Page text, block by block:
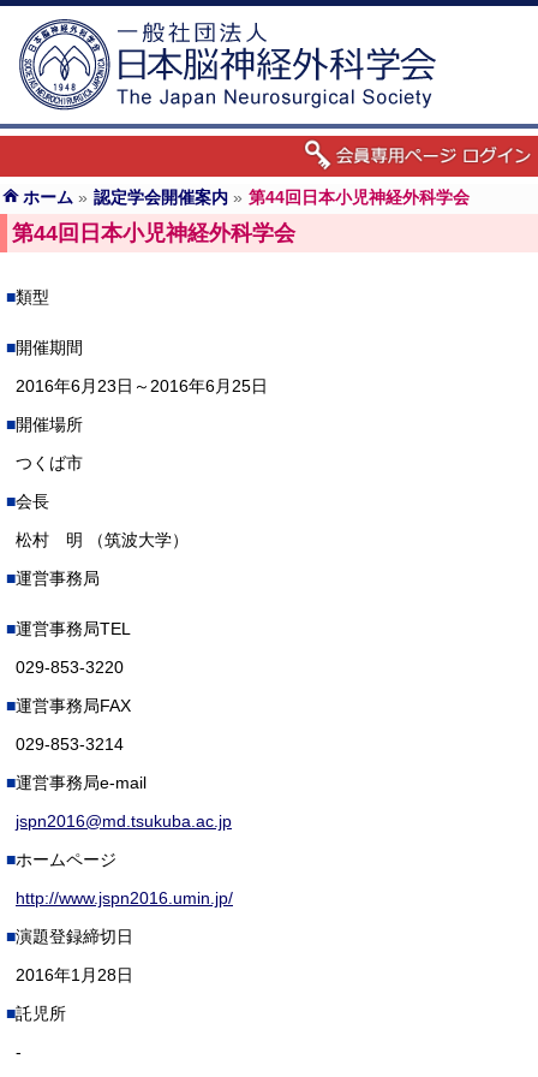
ホーム » 認定学会開催案内 » 第44回日本小児神経外科学会
第44回日本小児神経外科学会
類型
開催期間
2016年6月23日～2016年6月25日
開催場所
つくば市
会長
松村 明 （筑波大学）
運営事務局
運営事務局TEL
029-853-3220
運営事務局FAX
029-853-3214
運営事務局e-mail
jspn2016@md.tsukuba.ac.jp
ホームページ
http://www.jspn2016.umin.jp/
演題登録締切日
2016年1月28日
託児所
-